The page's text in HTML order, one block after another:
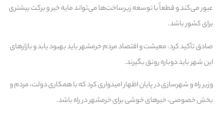
عبور می‌کند و قطعاً با توسعه زیرساخت‌ها می‌تواند مایه خیر و برکت بیشتری
برای کشور باشد.
صادق تأکید کرد: معیشت و اقتصاد مردم خرمشهر باید بهبود یابد و بازارهای
این شهر باید دوباره رونق بگیرند.
وزیر راه و شهرسازی در پایان اظهار امیدواری کرد که با همکاری دولت، مردم و
بخش خصوصی، خبرهای خوشی برای خرمشهر در راه باشد.